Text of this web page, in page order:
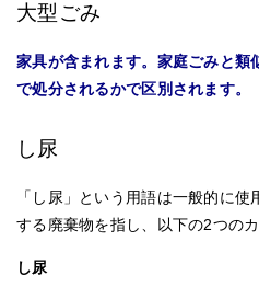
大型ごみ
家具が含まれます。家庭ごみと類
で処分されるかで区別されます。
し尿
「し尿」という用語は一般的に
する廃棄物を指し、以下の2つの
し尿